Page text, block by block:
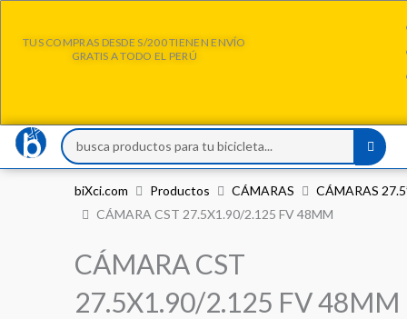
TUS COMPRAS DESDE S/200 TIENEN ENVÍO
GRATIS A TODO EL PERÚ
Search
...
biXci.com Productos CÁMARAS
CÁMARAS
CÁMARA CST 27.5X1.90/2.125 FV 48MM
CÁMARA CST
27.5X1.90/2.125 FV 48MM